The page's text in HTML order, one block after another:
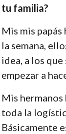
tu familia?
Mis mis
la semana,
idea, a los
empezar a
Mis hermanos
toda la
Básicamente